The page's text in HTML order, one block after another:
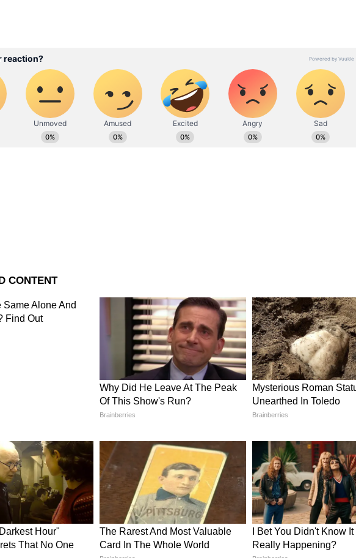
iPhone 18 Pro: নতুন ডিপ রেড
রঙে আসছে অ্যাপলের ফোন?
জল্পনা তুঙ্গে
iPhone 18 Pro: শীঘ্রই আইফোন ১৮
প্রো আনছে অ্যাপল, কী কী নয়া
ফিচার-দাম কত হবে?
আলোর পরিমাণ নিয়ন্ত্রণ করে আরও ভালো ডেপথ এফেক্ট পাওয়া
এর তৈরি নতুন থ্রি-লেয়ার স্ট্যাকড ইমেজ সেন্সরও (three-layer
sensor) ব্যবহার করা হতে পারে। কম আলোতেও যাতে আরও ভালো
তার জন্য টেলিফোটো ক্যামেরাতেও উন্নতি করা হবে বলে আশা করা
ফোনের পারফরম্যান্স ১৫ শতাংশ পর্যন্ত বাড়বে এবং বিদ্যুৎ খরচ প্রায় ৩০
বলে রিপোর্ট। নতুন C2 মডেমের মাধ্যমে এম.এম.ওয়েভ ৫জি (mmWave
এবং উন্নত স্যাটেলাইট কানেক্টিভিটি পাওয়া যেতে পারে। ভবিষ্যতে যেখানে
নেই, সেখানেও স্যাটেলাইটের মাধ্যমে ইন্টারনেট ব্যবহারের সুবিধা
Apple।